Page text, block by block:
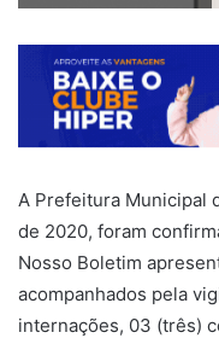
A Prefeitura Municipal
de 2020, foram
Nosso Boletim
acompanhados pela
internações, 03 (três)